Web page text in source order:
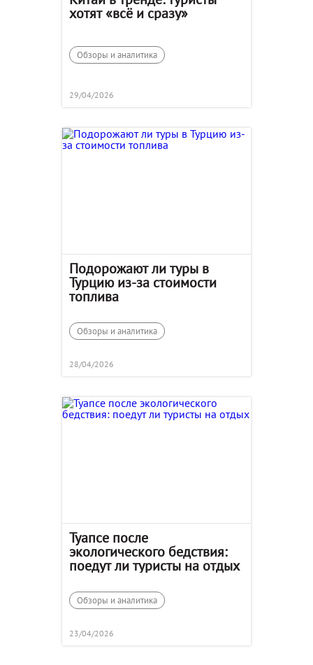
хотят «всё и сразу»
Обзоры и аналитика
29/04/2026
Подорожают ли туры в
Турцию из-за стоимости
топлива
Обзоры и аналитика
28/04/2026
Туапсе после
экологического бедствия:
поедут ли туристы на отдых
Обзоры и аналитика
23/04/2026